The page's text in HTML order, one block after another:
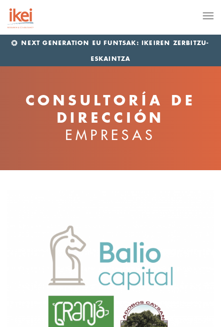
NEXT GENERATION EU FUNTSAK: IKEIREN ZERBITZU-
ESKAINTZA
CONSULTORÍA DE
DIRECCIÓN
EMPRESAS